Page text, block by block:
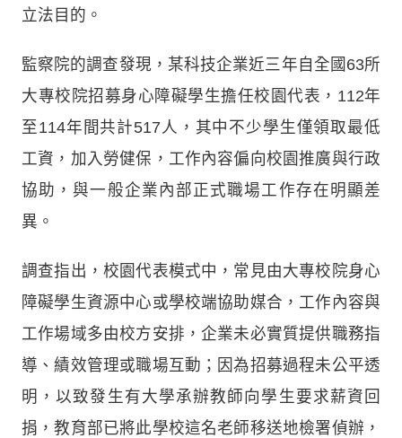
立法目的。
監察院的調查發現，某科技企業近三年自全國63所
大專校院招募身心障礙學生擔任校園代表，112年
至114年間共計517人，其中不少學生僅領取最低
工資，加入勞健保，工作內容偏向校園推廣與行政
協助，與一般企業內部正式職場工作存在明顯差
異。
調查指出，校園代表模式中，常見由大專校院身心
障礙學生資源中心或學校端協助媒合，工作內容與
工作場域多由校方安排，企業未必實質提供職務指
導、績效管理或職場互動；因為招募過程未公平透
明，以致發生有大學承辦教師向學生要求薪資回
捐，教育部已將此學校這名老師移送地檢署偵辦，